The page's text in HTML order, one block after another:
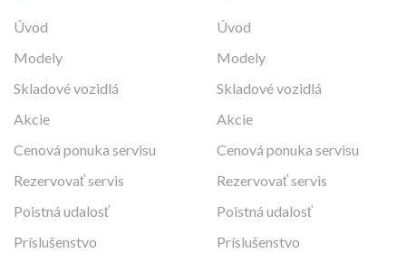
Úvod
Modely
Skladové vozidlá
Akcie
Cenová ponuka servisu
Rezervovať servis
Poistná udalosť
Príslušenstvo
Úvod
Modely
Skladové vozidlá
Akcie
Cenová ponuka servisu
Rezervovať servis
Poistná udalosť
Príslušenstvo